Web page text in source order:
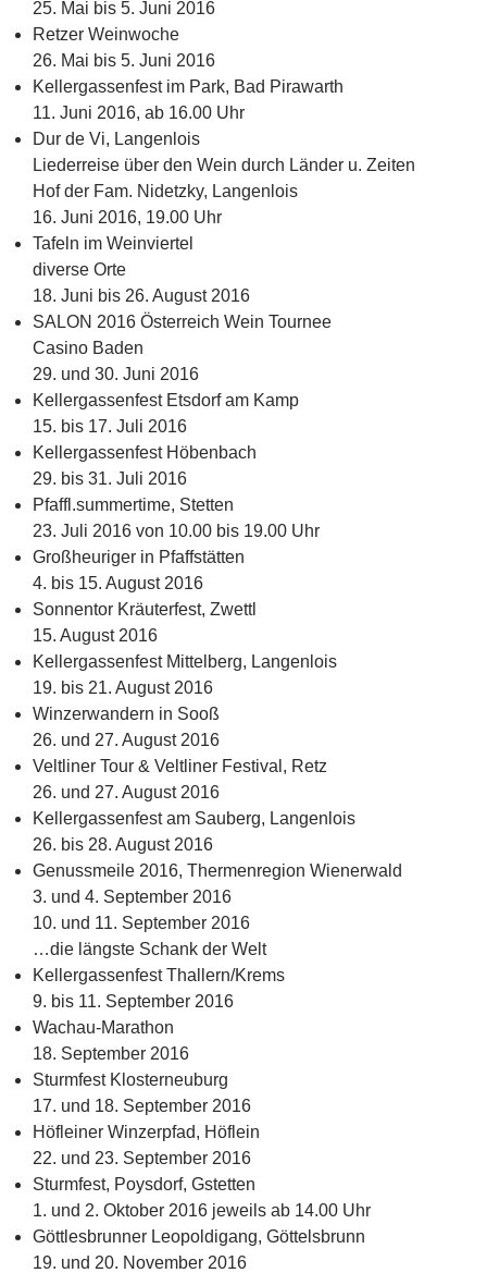
25. Mai bis 5. Juni 2016
Retzer Weinwoche
26. Mai bis 5. Juni 2016
Kellergassenfest im Park, Bad Pirawarth
11. Juni 2016, ab 16.00 Uhr
Dur de Vi, Langenlois
Liederreise über den Wein durch Länder u. Zeiten
Hof der Fam. Nidetzky, Langenlois
16. Juni 2016, 19.00 Uhr
Tafeln im Weinviertel
diverse Orte
18. Juni bis 26. August 2016
SALON 2016 Österreich Wein Tournee
Casino Baden
29. und 30. Juni 2016
Kellergassenfest Etsdorf am Kamp
15. bis 17. Juli 2016
Kellergassenfest Höbenbach
29. bis 31. Juli 2016
Pfaffl.summertime, Stetten
23. Juli 2016 von 10.00 bis 19.00 Uhr
Großheuriger in Pfaffstätten
4. bis 15. August 2016
Sonnentor Kräuterfest, Zwettl
15. August 2016
Kellergassenfest Mittelberg, Langenlois
19. bis 21. August 2016
Winzerwandern in Sooß
26. und 27. August 2016
Veltliner Tour & Veltliner Festival, Retz
26. und 27. August 2016
Kellergassenfest am Sauberg, Langenlois
26. bis 28. August 2016
Genussmeile 2016, Thermenregion Wienerwald
3. und 4. September 2016
10. und 11. September 2016
…die längste Schank der Welt
Kellergassenfest Thallern/Krems
9. bis 11. September 2016
Wachau-Marathon
18. September 2016
Sturmfest Klosterneuburg
17. und 18. September 2016
Höfleiner Winzerpfad, Höflein
22. und 23. September 2016
Sturmfest, Poysdorf, Gstetten
1. und 2. Oktober 2016 jeweils ab 14.00 Uhr
Göttlesbrunner Leopoldigang, Göttelsbrunn
19. und 20. November 2016